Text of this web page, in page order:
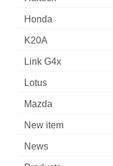
Honda
K20A
Link G4x
Lotus
Mazda
New item
News